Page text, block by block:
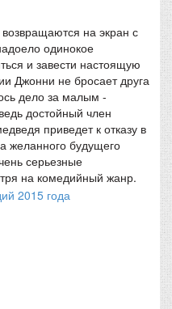
на экран с
одинокое
и завести настоящую
Джонни не бросает друга
дело за малым -
достойный член
приведет к отказу в
желанного будущего
серьезные
на комедийный жанр.